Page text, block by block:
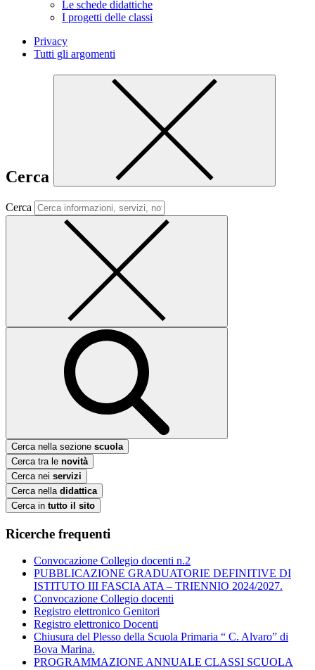
Le schede didattiche
I progetti delle classi
Privacy
Tutti gli argomenti
Cerca
Cerca
Cerca nella sezione scuola
Cerca tra le novità
Cerca nei servizi
Cerca nella didattica
Cerca in tutto il sito
Ricerche frequenti
Convocazione Collegio docenti n.2
PUBBLICAZIONE GRADUATORIE DEFINITIVE DI
ISTITUTO III FASCIA ATA – TRIENNIO 2024/2027.
Convocazione Collegio docenti
Registro elettronico Genitori
Registro elettronico Docenti
Chiusura del Plesso della Scuola Primaria “ C. Alvaro” di
Bova Marina.
PROGRAMMAZIONE ANNUALE CLASSI SCUOLA